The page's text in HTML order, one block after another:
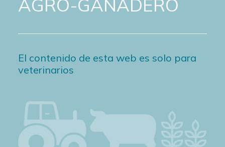
AGRO-GANADERO
El contenido de esta web es solo para
veterinarios